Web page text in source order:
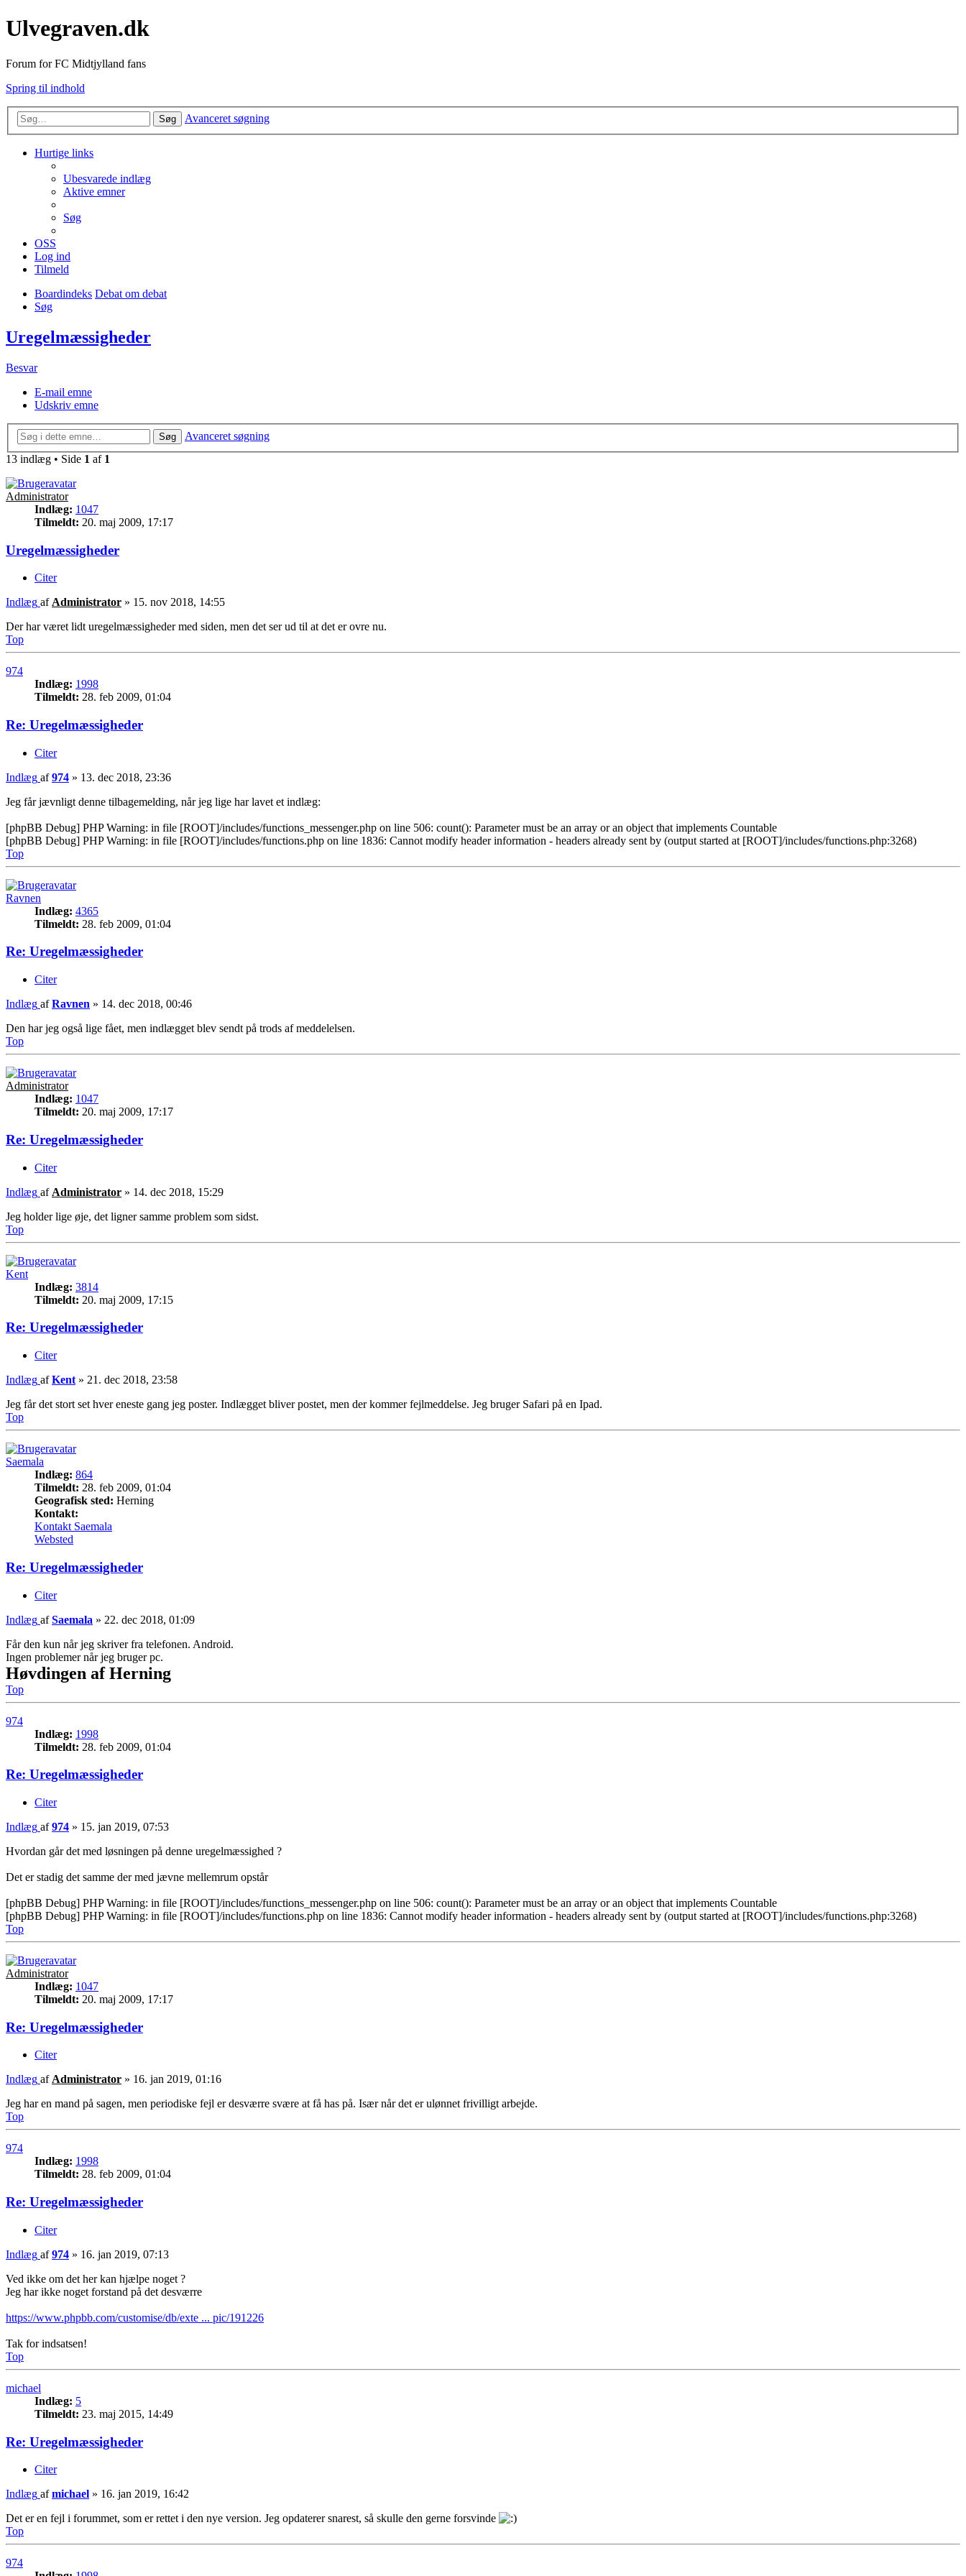
Ulvegraven.dk
Forum for FC Midtjylland fans
Spring til indhold
Søg Avanceret søgning
Hurtige links
Ubesvarede indlæg
Aktive emner
Søg
OSS
Log ind
Tilmeld
Boardindeks Debat om debat
Søg
Uregelmæssigheder
Besvar
E-mail emne
Udskriv emne
Søg
Avanceret søgning
13 indlæg • Side 1 af 1
Administrator
Indlæg: 1047
Tilmeldt: 20. maj 2009, 17:17
Uregelmæssigheder
Citer
Indlæg af Administrator » 15. nov 2018, 14:55
Der har været lidt uregelmæssigheder med siden, men det ser ud til at det er ovre nu.
Top
974
Indlæg: 1998
Tilmeldt: 28. feb 2009, 01:04
Re: Uregelmæssigheder
Citer
Indlæg af974 » 13. dec 2018, 23:36
Jeg får jævnligt denne tilbagemelding, når jeg lige har lavet et indlæg:
[phpBB Debug] PHP Warning: in file [ROOT]/includes/functions_messenger.php on line 506: count(): Parameter must be an array or an object that implements Countable
[phpBB Debug] PHP Warning: in file [ROOT]/includes/functions.php on line 1836: Cannot modify header information - headers already sent by (output started at [ROOT]/includes/functions.php:3268)
Top
Ravnen
Indlæg: 4365
Tilmeldt: 28. feb 2009, 01:04
Re: Uregelmæssigheder
Citer
Indlæg afRavnen » 14. dec 2018, 00:46
Den har jeg også lige fået, men indlægget blev sendt på trods af meddelelsen.
Top
Administrator
Indlæg: 1047
Tilmeldt: 20. maj 2009, 17:17
Re: Uregelmæssigheder
Citer
Indlæg af Administrator » 14. dec 2018, 15:29
Jeg holder lige øje, det ligner samme problem som sidst.
Top
Kent
Indlæg: 3814
Tilmeldt: 20. maj 2009, 17:15
Re: Uregelmæssigheder
Citer
Indlæg afKent » 21. dec 2018, 23:58
Jeg får det stort set hver eneste gang jeg poster. Indlægget bliver postet, men der kommer fejlmeddelse. Jeg bruger Safari på en Ipad.
Top
Saemala
Indlæg: 864
Tilmeldt: 28. feb 2009, 01:04
Geografisk sted: Herning
Kontakt:
Kontakt Saemala
Websted
Re: Uregelmæssigheder
Citer
Indlæg afSaemala » 22. dec 2018, 01:09
Får den kun når jeg skriver fra telefonen. Android.
Ingen problemer når jeg bruger pc.
Høvdingen af Herning
Top
974
Indlæg: 1998
Tilmeldt: 28. feb 2009, 01:04
Re: Uregelmæssigheder
Citer
Indlæg af974 » 15. jan 2019, 07:53
Hvordan går det med løsningen på denne uregelmæssighed ?
Det er stadig det samme der med jævne mellemrum opstår
[phpBB Debug] PHP Warning: in file [ROOT]/includes/functions_messenger.php on line 506: count(): Parameter must be an array or an object that implements Countable
[phpBB Debug] PHP Warning: in file [ROOT]/includes/functions.php on line 1836: Cannot modify header information - headers already sent by (output started at [ROOT]/includes/functions.php:3268)
Top
Administrator
Indlæg: 1047
Tilmeldt: 20. maj 2009, 17:17
Re: Uregelmæssigheder
Citer
Indlæg af Administrator » 16. jan 2019, 01:16
Jeg har en mand på sagen, men periodiske fejl er desværre svære at få has på. Især når det er ulønnet frivilligt arbejde.
Top
974
Indlæg: 1998
Tilmeldt: 28. feb 2009, 01:04
Re: Uregelmæssigheder
Citer
Indlæg af974 » 16. jan 2019, 07:13
Ved ikke om det her kan hjælpe noget ?
Jeg har ikke noget forstand på det desværre
https://www.phpbb.com/customise/db/exte ... pic/191226
Tak for indsatsen!
Top
michael
Indlæg: 5
Tilmeldt: 23. maj 2015, 14:49
Re: Uregelmæssigheder
Citer
Indlæg afmichael » 16. jan 2019, 16:42
Det er en fejl i forummet, som er rettet i den nye version. Jeg opdaterer snarest, så skulle den gerne forsvinde
Top
974